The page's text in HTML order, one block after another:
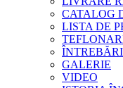
CATALOG
LISTA DE
GALERIE
VIDEO